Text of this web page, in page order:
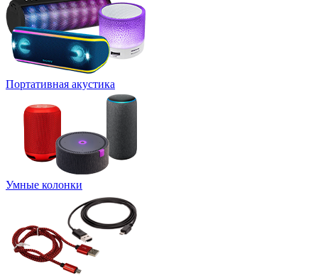
Портативная акустика
Умные колонки